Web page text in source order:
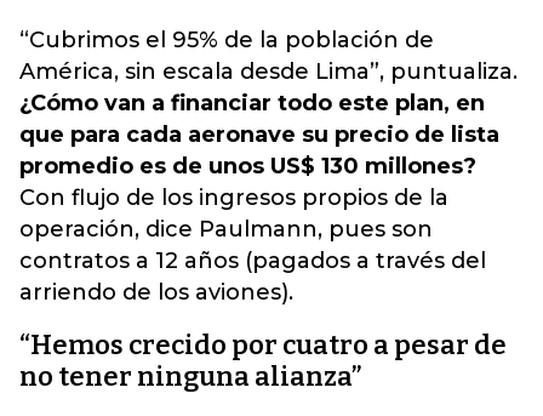
“Cubrimos el 95% de la población de
América, sin escala desde Lima”, puntualiza.
¿Cómo van a financiar todo este plan, en
que para cada aeronave su precio de lista
promedio es de unos US$ 130 millones?
Con flujo de los ingresos propios de la
operación, dice Paulmann, pues son
contratos a 12 años (pagados a través del
arriendo de los aviones).
“Hemos crecido por cuatro a pesar de
no tener ninguna alianza”